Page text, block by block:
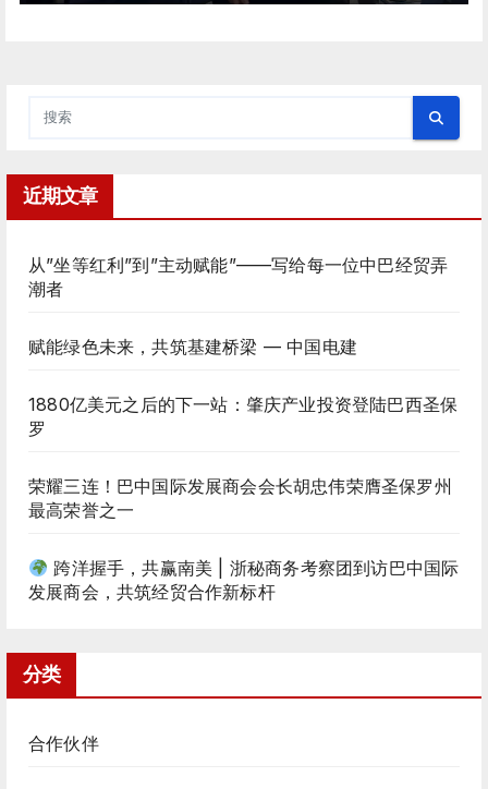
近期文章
从”坐等红利”到”主动赋能”——写给每一位中巴经贸弄
潮者
赋能绿色未来，共筑基建桥梁 — 中国电建
1880亿美元之后的下一站：肇庆产业投资登陆巴西圣保
罗
荣耀三连！巴中国际发展商会会长胡忠伟荣膺圣保罗州
最高荣誉之一
跨洋握手，共赢南美 | 浙秘商务考察团到访巴中国际
发展商会，共筑经贸合作新标杆
分类
合作伙伴